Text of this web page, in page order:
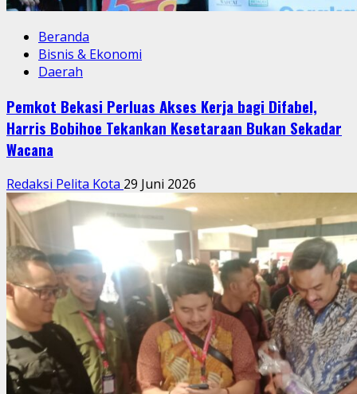
Beranda
Bisnis & Ekonomi
Daerah
Pemkot Bekasi Perluas Akses Kerja bagi Difabel,
Harris Bobihoe Tekankan Kesetaraan Bukan Sekadar
Wacana
Redaksi Pelita Kota 29 Juni 2026